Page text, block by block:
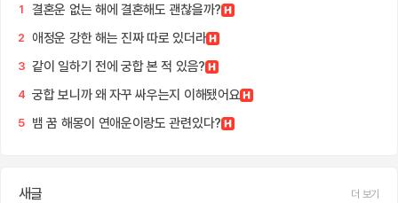
1 결혼운 없는 해에 결혼해도 괜찮을까?
2 애정운 강한 해는 진짜 따로 있더라
3 같이 일하기 전에 궁합 본 적 있음?
4 궁합 보니까 왜 자꾸 싸우는지 이해됐어요
5 뱀 꿈 해몽이 연애운이랑도 관련있다?
새글 더 보기